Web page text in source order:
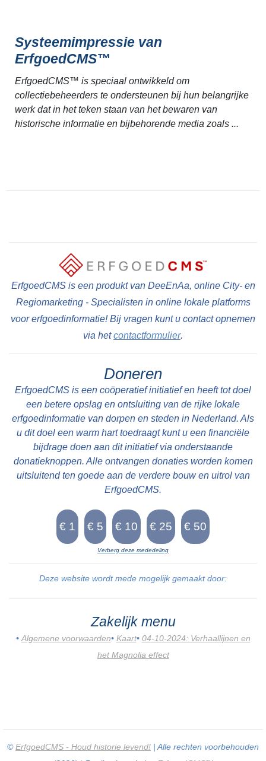
Systeemimpressie van
ErfgoedCMS™
ErfgoedCMS™ is speciaal ontwikkeld om
collectiebeheerders te ondersteunen bij hun belangrijke
werk dat in het teken staan van het bewaren van
historische informatie en bijbehorende media zoals ...
ErfgoedCMS is een produkt van DeeEnAa, online City- en
Regiomarketing - Specialisten in online lokale platforms
voor erfgoedinformatie! Bij vragen kunt u contact opnemen
via hetcontactformulier.
Doneren
ErfgoedCMS is een coöperatief initiatief en heeft tot doel
een betere opslag en ontsluiting van de rijke lokale
erfgoedinformatie van dorpen en steden in Nederland. Als
u dit doel een warm hart toedraagt kunt u een financiële
bijdrage doen aan dit initiatief via onderstaande
donatieknoppen. Alle ontvangen donaties worden komen
uitsluitend ten goede aan de verdere bouw en uitrol van
ErfgoedCMS.
Verberg deze mededeling
Deze website wordt mede mogelijk gemaakt door:
Zakelijk menu
•Algemene voorwaarden• Kaart• 04-10-2024: Verhaallijnen en
het Magnolia effect
©ErfgoedCMS - Houd historie levend! | Alle rechten voorbehouden